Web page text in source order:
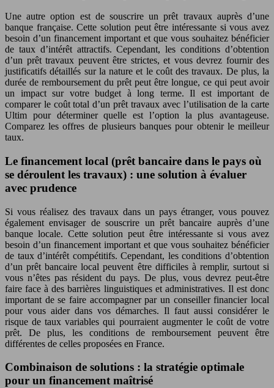
Une autre option est de souscrire un prêt travaux auprès d’une
banque française. Cette solution peut être intéressante si vous avez
besoin d’un financement important et que vous souhaitez bénéficier
de taux d’intérêt attractifs. Cependant, les conditions d’obtention
d’un prêt travaux peuvent être strictes, et vous devrez fournir des
justificatifs détaillés sur la nature et le coût des travaux. De plus, la
durée de remboursement du prêt peut être longue, ce qui peut avoir
un impact sur votre budget à long terme. Il est important de
comparer le coût total d’un prêt travaux avec l’utilisation de la carte
Ultim pour déterminer quelle est l’option la plus avantageuse.
Comparez les offres de plusieurs banques pour obtenir le meilleur
taux.
Le financement local (prêt bancaire dans le pays où
se déroulent les travaux) : une solution à évaluer
avec prudence
Si vous réalisez des travaux dans un pays étranger, vous pouvez
également envisager de souscrire un prêt bancaire auprès d’une
banque locale. Cette solution peut être intéressante si vous avez
besoin d’un financement important et que vous souhaitez bénéficier
de taux d’intérêt compétitifs. Cependant, les conditions d’obtention
d’un prêt bancaire local peuvent être difficiles à remplir, surtout si
vous n’êtes pas résident du pays. De plus, vous devrez peut-être
faire face à des barrières linguistiques et administratives. Il est donc
important de se faire accompagner par un conseiller financier local
pour vous aider dans vos démarches. Il faut aussi considérer le
risque de taux variables qui pourraient augmenter le coût de votre
prêt. De plus, les conditions de remboursement peuvent être
différentes de celles proposées en France.
Combinaison de solutions : la stratégie optimale
pour un financement maîtrisé